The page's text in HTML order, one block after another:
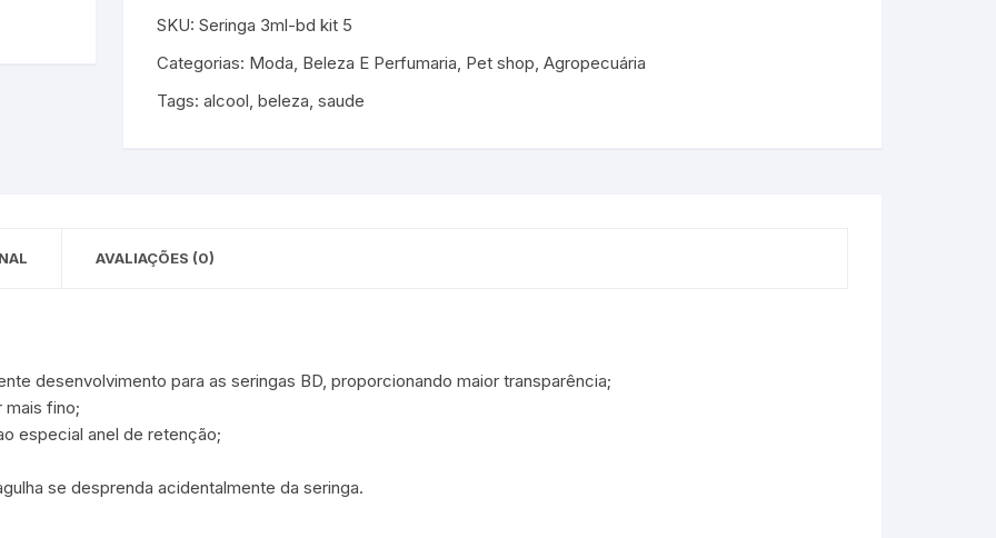
SKU: Seringa 3ml-bd kit 5
Categorias: Moda, Beleza E Perfumaria, Pet shop, Agropecuária
Tags: alcool, beleza, saude
AVALIAÇÕES (0)
desenvolvimento para as seringas BD, proporcionando maior transparência;
mais fino;
especial anel de retenção;
se desprenda acidentalmente da seringa.